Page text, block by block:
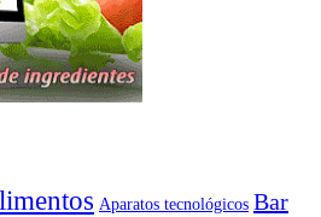
Aparatos tecnológicos Bar